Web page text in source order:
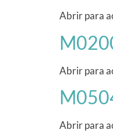
Abrir para
Abrir para
Abrir para